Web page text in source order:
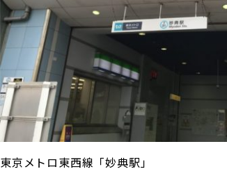
東京メトロ東西線「妙典駅」